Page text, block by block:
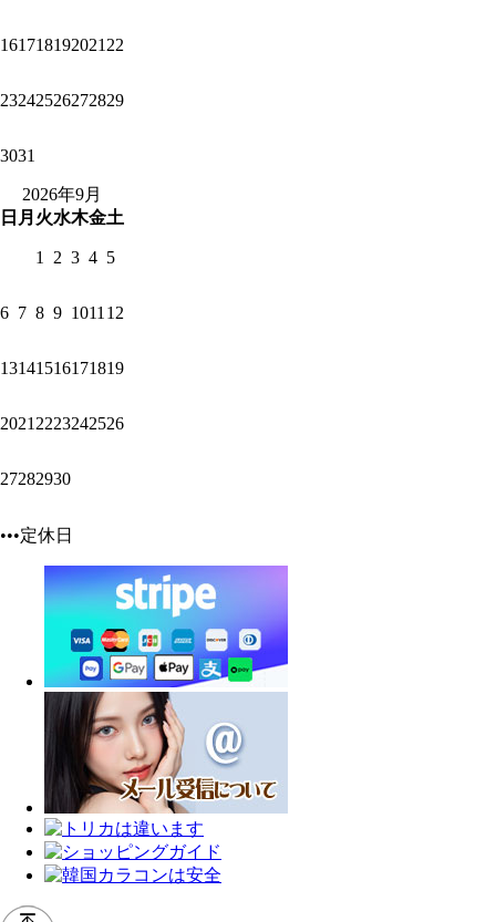
161718192021 22
23242526272829
3031
2026年9月
日 月 火水木金土
1 2 3 4 5
6 7 8 9 1011 12
13141516171819
2021 2223242526
27282930
•••定休日